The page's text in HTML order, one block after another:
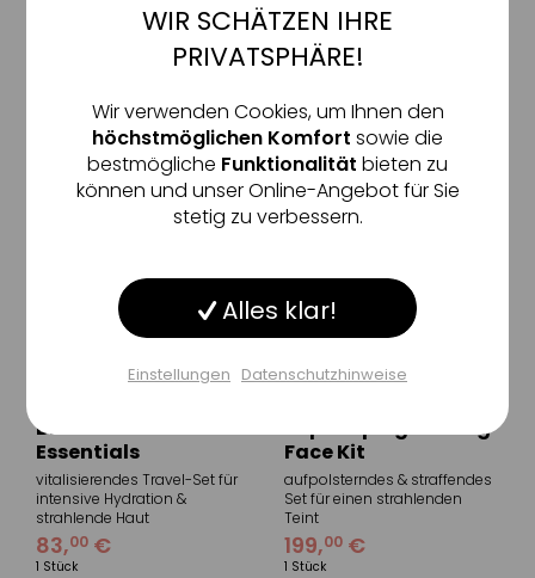
ebenmäßigeren Teint
exklusivsten Topsellern aus
dem Hause Babor
103, 92 €
1 Stück
BIOME+ Microbiome
Essentials
vitalisierendes Travel-Set für
intensive Hydration &
strahlende Haut
83,00 €
1 Stück
NEU
Replumping Firming
Face Kit
aufpolsterndes & straffendes
Set für einen strahlenden
Teint
199,00 €
1 Stück
Funktionale Aktiv
Tracking Inaktiv
Sonstige Inaktiv
Einstellungen speichern
WIR SCHÄTZEN IHRE
PRIVATSPHÄRE!
Wir verwenden Cookies, um Ihnen den
höchstmöglichen Komfort sowie die
bestmögliche Funktionalität bieten zu
können und unser Online-Angebot für Sie
stetig zu verbessern.
Alles klar!
Einstellungen Datenschutzhinweise